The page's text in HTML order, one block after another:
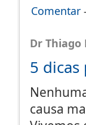
Comentar -
Dr Thiago
5 dicas
causa